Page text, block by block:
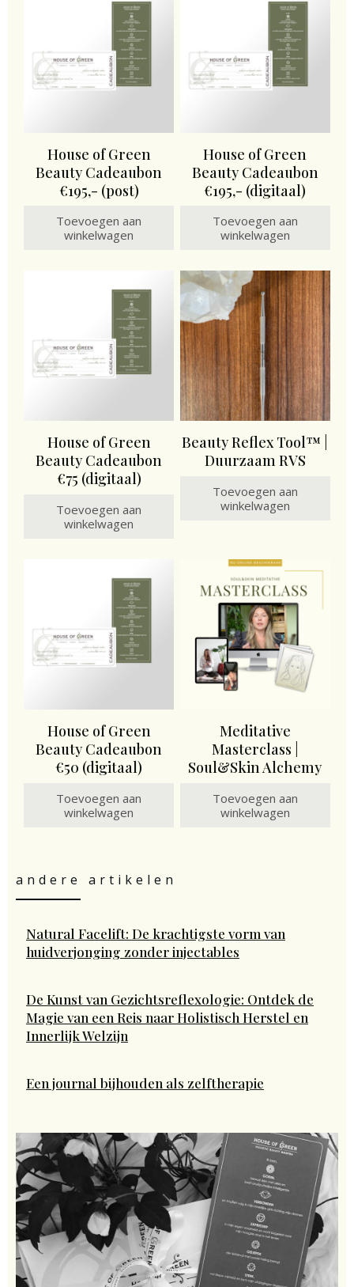
House of Green
Beauty Cadeaubon
€195,- (post)
Toevoegen aan
winkelwagen
House of Green
Beauty Cadeaubon
€195,- (digitaal)
Toevoegen aan
winkelwagen
House of Green
Beauty Cadeaubon
€75 (digitaal)
Toevoegen aan
winkelwagen
Beauty Reflex Tool™ |
Duurzaam RVS
Toevoegen aan
winkelwagen
House of Green
Beauty Cadeaubon
€50 (digitaal)
Toevoegen aan
winkelwagen
Meditative
Masterclass |
Soul&Skin Alchemy
Toevoegen aan
winkelwagen
andere artikelen
Natural Facelift: De krachtigste vorm van
huidverjonging zonder injectables
De Kunst van Gezichtsreflexologie: Ontdek de
Magie van een Reis naar Holistisch Herstel en
Innerlijk Welzijn
Een journal bijhouden als zelftherapie